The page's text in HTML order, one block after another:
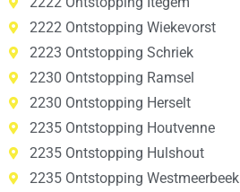
2222 Ontstopping Wiekevorst
2223 Ontstopping Schriek
2230 Ontstopping Ramsel
2230 Ontstopping Herselt
2235 Ontstopping Houtvenne
2235 Ontstopping Hulshout
2235 Ontstopping Westmeerbeek